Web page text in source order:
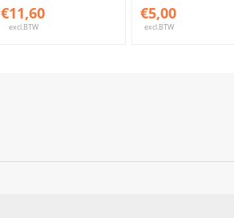
€11,60
excl.BTW
€5,00
excl.BTW